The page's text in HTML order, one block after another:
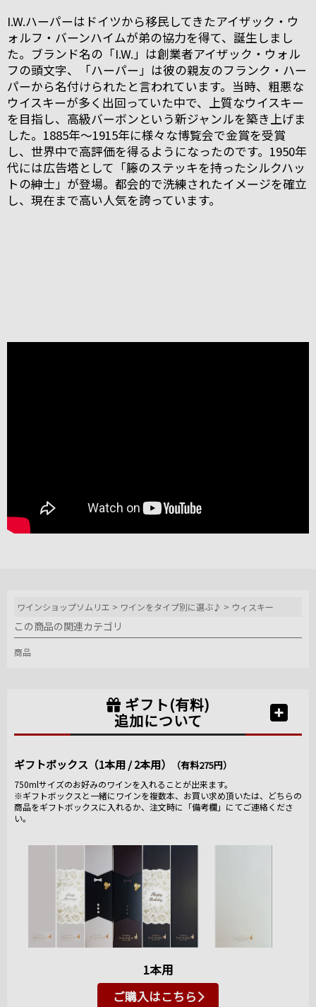
I.W.ハーパーはドイツから移民してきたアイザック・ウ
ォルフ・バーンハイムが弟の協力を得て、誕生しまし
た。ブランド名の「I.W.」は創業者アイザック・ウォル
フの頭文字、「ハーパー」は彼の親友のフランク・ハー
パーから名付けられたと言われています。当時、粗悪な
ウイスキーが多く出回っていた中で、上質なウイスキー
を目指し、高級バーボンという新ジャンルを築き上げま
した。1885年～1915年に様々な博覧会で金賞を受賞
し、世界中で高評価を得るようになったのです。1950年
代には広告塔として「籐のステッキを持ったシルクハッ
トの紳士」が登場。都会的で洗練されたイメージを確立
し、現在まで高い人気を誇っています。
ワインショップソムリエ > ワインをタイプ別に選ぶ♪ > ウィスキー
この商品の関連カテゴリ
商品
ギフト(有料)
追加について
ギフトボックス（1本用 / 2本用） （有料275円）
750mlサイズのお好みのワインを入れることが出来ます。
※ギフトボックスと一緒にワインを複数本、お買い求め頂いたは、どちらの
商品をギフトボックスに入れるか、注文時に「備考欄」にてご連絡くださ
い。
1本用
ご購入はこちら